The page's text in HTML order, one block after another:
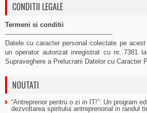
CONDITII LEGALE
Termeni si conditii
-----------------------------------------------------
Datele cu caracter personal colectate pe
un operator autorizat inregistrat cu nr. 7381
Supraveghere a Prelucrarii Datelor cu Caracter
NOUTATI
“Antreprenor pentru o zi in IT!”: Un program
dezvoltarea spiritului antreprenorial in randul